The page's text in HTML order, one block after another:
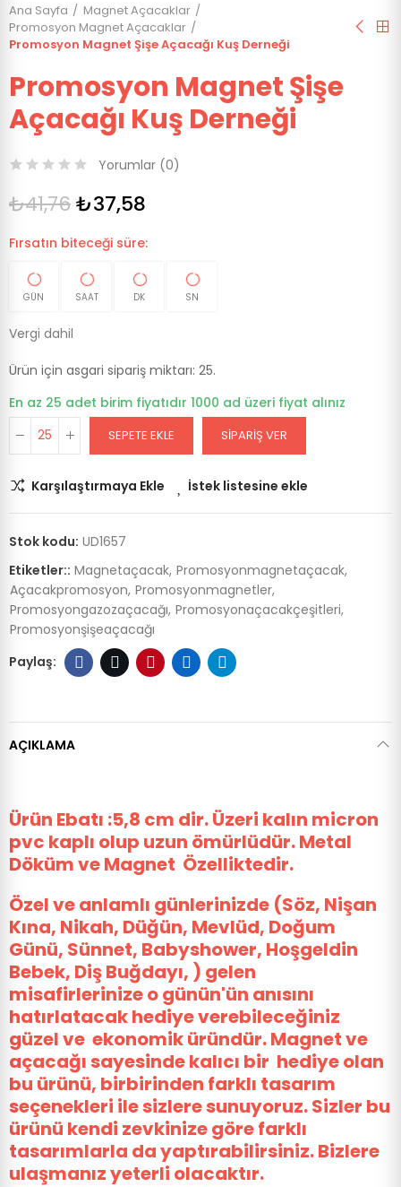
Ana Sayfa
Magnet Açacaklar
Promosyon Magnet Açacaklar
Promosyon Magnet Şişe Açacağı Kuş Derneği
Promosyon Magnet Şişe
Açacağı Kuş Derneği
Yorumlar (0)
₺41,76₺37,58
Fırsatın biteceği süre:
GÜN SAAT DK SN
Vergi dahil
Ürün için asgari sipariş miktarı: 25.
En az 25 adet birim fiyatıdır 1000 ad üzeri fiyat alınız
SEPETE EKLE SIPARIŞ VER
Karşılaştırmaya Ekle İstek listesine ekle
Stok kodu: UD1657
Etiketler:: Magnetaçacak Promosyonmagnetaçacak
Açacakpromosyon Promosyonmagnetler
Promosyongazozaçacağı Promosyonaçacakçeşitleri
Promosyonşişeaçacağı
AÇIKLAMA
Ürün Ebatı :5,8 cm dir.Üzeri kalın micron
pvc kaplı olup uzun ömürlüdür. Metal
Döküm ve Magnet Özelliktedir.
Özel ve anlamlı günlerinizde (Söz, Nişan
Kına, Nikah, Düğün, Mevlüd, Doğum
Günü, Sünnet, Babyshower, Hoşgeldin
Bebek, Diş Buğdayı, ) gelen
misafirlerinize o günün'ün anısını
hatırlatacak hediye verebileceğiniz
güzel ve ekonomik üründür. Magnet ve
açacağı sayesinde kalıcı bir hediye olan
bu ürünü, birbirinden farklı tasarım
seçenekleri ile sizlere sunuyoruz. Sizler bu
ürünü kendi zevkinize göre farklı
tasarımlarla da yaptırabilirsiniz. Bizlere
ulaşmanız yeterli olacaktır.